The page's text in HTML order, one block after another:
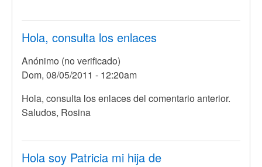
creo
que
muy
por
(no
verificado)
Hola, consulta los enlaces
Anónimo (no verificado)
Dom, 08/05/2011 - 12:20am
En
respuesta
me
interesa
Hola, consulta los enlaces del comentario anterior.
Saludos, Rosina
Hola soy Patricia mi hija de